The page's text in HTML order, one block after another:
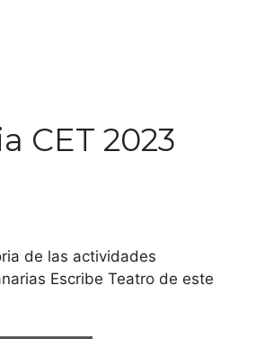
CET 2023
de las actividades
Escribe Teatro de este